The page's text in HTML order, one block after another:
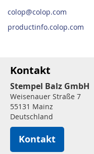
colop@colop.com
productinfo.colop.com
Kontakt
Stempel Balz GmbH
Weisenauer Straße 7
55131 Mainz
Deutschland
Kontakt